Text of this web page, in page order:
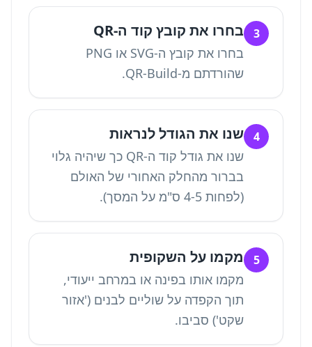
3 בחרו את קובץ קוד ה-QR
בחרו את קובץ ה-SVG או PNG
שהורדתם מ-QR-Build.
4 שנו את הגודל לנראות
שנו את גודל קוד ה-QR כך שיהיה גלוי
בברור מהחלק האחורי של האולם
(לפחות 4-5 ס"מ על המסך).
5 מקמו על השקופית
מקמו אותו בפינה או במרחב ייעודי,
תוך הקפדה על שוליים לבנים ('אזור
שקט') סביבו.